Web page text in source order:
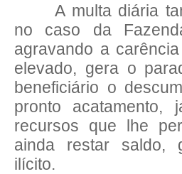
A multa diária
no caso da
agravando a
elevado, gera o
beneficiário o
pronto
recursos que lhe
ainda restar saldo,
ilícito.